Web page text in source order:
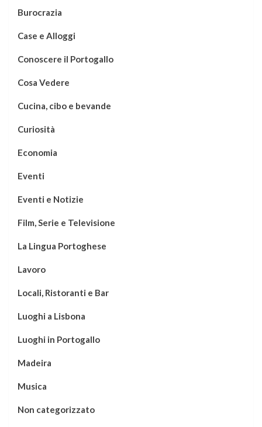
Burocrazia
Case e Alloggi
Conoscere il Portogallo
Cosa Vedere
Cucina, cibo e bevande
Curiosità
Economia
Eventi
Eventi e Notizie
Film, Serie e Televisione
La Lingua Portoghese
Lavoro
Locali, Ristoranti e Bar
Luoghi a Lisbona
Luoghi in Portogallo
Madeira
Musica
Non categorizzato